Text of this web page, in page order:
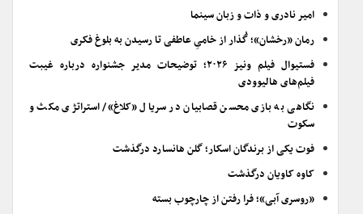
امیر نادری و ذات و زبان سینما
رمان «رخشان»؛ گُذار از خامیِ عاطفی تا رسیدن به بلوغ فکری
فستیوال فیلم ونیز ۲۰۲۶؛ توضیحات مدیر جشنواره درباره غیبت
فیلم‌های هالیوودی
نگاهی به بازی محسن قصابیان در سریال «کلاغ»/ استراتژی مکث و
سکوت
فوت یکی از برندگان اسکار؛ گلن هانسارد درگذشت
کاوه کاویان درگذشت
«روسری آبی»؛ فرا رفتن از چارچوب بسته